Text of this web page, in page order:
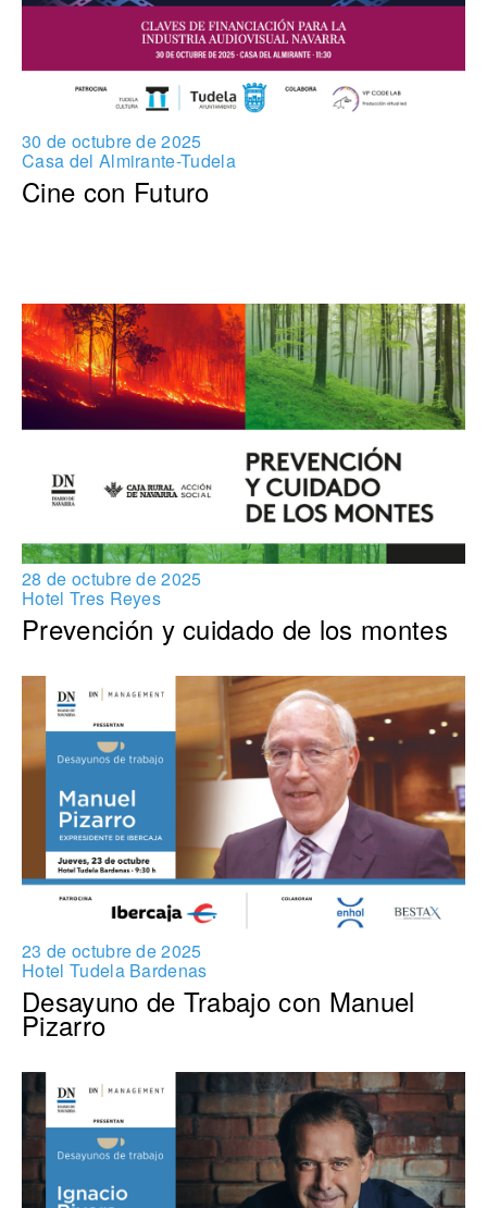
30 de octubre de 2025
Casa del Almirante-Tudela
Cine con Futuro
28 de octubre de 2025
Hotel Tres Reyes
Prevención y cuidado de los montes
23 de octubre de 2025
Hotel Tudela Bardenas
Desayuno de Trabajo con Manuel
Pizarro